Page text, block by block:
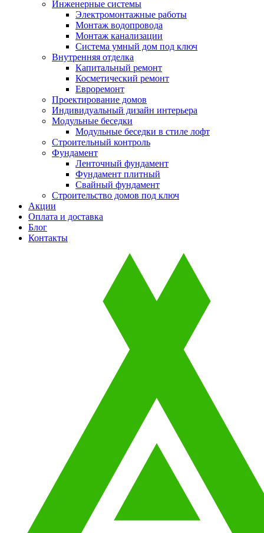
Инженерные системы
Электромонтажные работы
Монтаж водопровода
Монтаж канализации
Система умный дом под ключ
Внутренняя отделка
Капитальный ремонт
Косметический ремонт
Евроремонт
Проектирование домов
Индивидуальный дизайн интерьера
Модульные беседки
Модульные беседки в стиле лофт
Строительный контроль
Фундамент
Ленточный фундамент
Фундамент плитный
Свайный фундамент
Строительство домов под ключ
Акции
Оплата и доставка
Блог
Контакты